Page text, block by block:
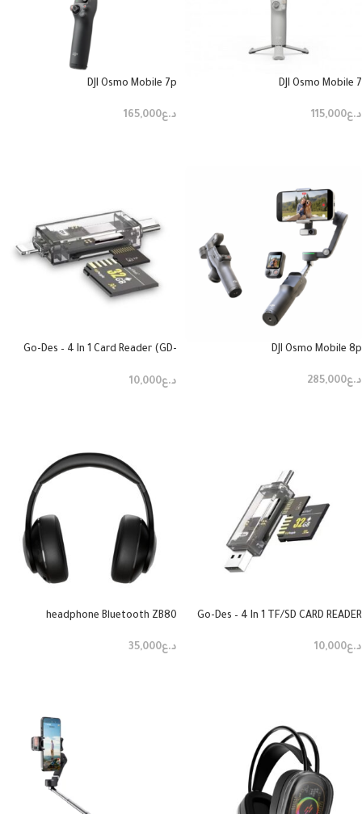
DJI Osmo Mobile 7
د.ع115,000
DJI Osmo Mobile 7p
د.ع165,000
DJI Osmo Mobile 8p
د.ع285,000
Go-Des – 4 In 1 Card Reader (GD-
د.ع10,000
Go-Des – 4 In 1 TF/SD CARD READER
د.ع10,000
headphone Bluetooth ZB80
د.ع35,000